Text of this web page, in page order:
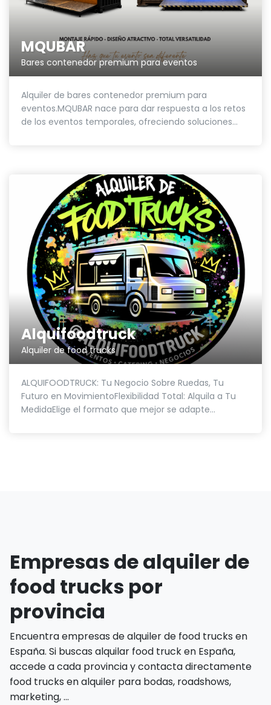
MQUBAR
Bares contenedor premium para eventos
Alquiler de bares contenedor premium para
eventos.MQUBAR nace para dar respuesta a los retos
de los eventos temporales, ofreciendo soluciones...
Alquifoodtruck
Alquiler de food trucks
ALQUIFOODTRUCK: Tu Negocio Sobre Ruedas, Tu
Futuro en MovimientoFlexibilidad Total: Alquila a Tu
MedidaElige el formato que mejor se adapte...
Empresas de alquiler de
food trucks por
provincia
Encuentra empresas de alquiler de food trucks en
España. Si buscas alquilar food truck en España,
accede a cada provincia y contacta directamente
food trucks en alquiler para bodas, roadshows,
marketing, ...